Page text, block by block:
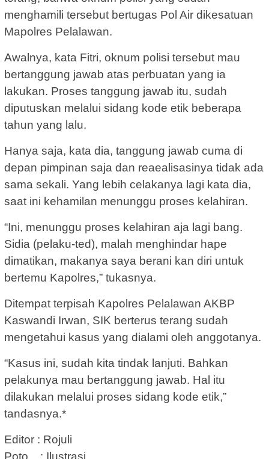
menghamili tersebut bertugas Pol Air dikesatuan
Mapolres Pelalawan.
Awalnya, kata Fitri, oknum polisi tersebut mau
bertanggung jawab atas perbuatan yang ia
lakukan. Proses tanggung jawab itu, sudah
diputuskan melalui sidang kode etik beberapa
tahun yang lalu.
Hanya saja, kata dia, tanggung jawab cuma di
depan pimpinan saja dan reaealisasinya tidak ada
sama sekali. Yang lebih celakanya lagi kata dia,
saat ini kehamilan menunggu proses kelahiran.
“Ini, menunggu proses kelahiran aja lagi bang.
Sidia (pelaku-ted), malah menghindar hape
dimatikan, makanya saya berani kan diri untuk
bertemu Kapolres,” tukasnya.
Ditempat terpisah Kapolres Pelalawan AKBP
Kaswandi Irwan, SIK berterus terang sudah
mengetahui kasus yang dialami oleh anggotanya.
“Kasus ini, sudah kita tindak lanjuti. Bahkan
pelakunya mau bertanggung jawab. Hal itu
dilakukan melalui proses sidang kode etik,”
tandasnya.*
Editor : Rojuli
Poto : Ilustrasi